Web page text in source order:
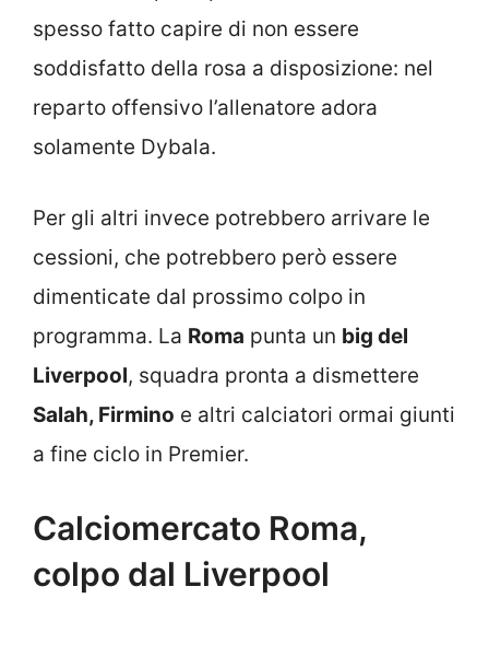
spesso fatto capire di non essere
soddisfatto della rosa a disposizione: nel
reparto offensivo l’allenatore adora
solamente Dybala.
Per gli altri invece potrebbero arrivare le
cessioni, che potrebbero però essere
dimenticate dal prossimo colpo in
programma. La Roma punta un big del
Liverpool, squadra pronta a dismettere
Salah, Firmino e altri calciatori ormai giunti
a fine ciclo in Premier.
Calciomercato Roma,
colpo dal Liverpool